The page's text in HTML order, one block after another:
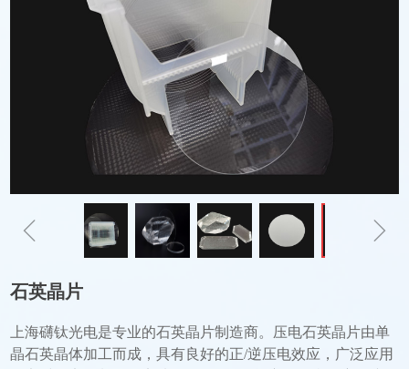
ꁆ ꁇ
石英晶片
上海礴钛光电是专业的石英晶片制造商。压电石英晶片由单
晶石英晶体加工而成，具有良好的正/逆压电效应，广泛应用